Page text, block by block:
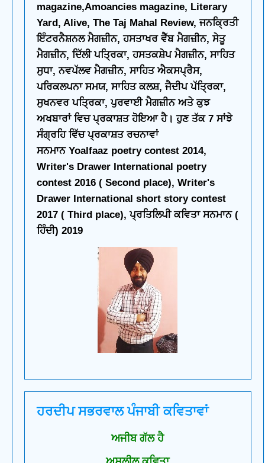
magazine,Amoancies magazine, Literary
Yard, Alive, The Taj Mahal Review, ਜਨਕ੍ਰਿਤੀ
ਇੰਟਰਨੈਸ਼ਨਲ ਮੈਗਜ਼ੀਨ, ਹਸਤਾਖਰ ਵੈੱਬ ਮੈਗਜ਼ੀਨ, ਸੇਤੂ
ਮੈਗਜ਼ੀਨ, ਦਿੱਲੀ ਪਤ੍ਰਿਕਾ, ਹਸਤਕਸ਼ੇਪ ਮੈਗਜ਼ੀਨ, ਸਾਹਿਤ
ਸੁਧਾ, ਨਵਪੱਲ‌ਵ ਮੈਗਜ਼ੀਨ, ਸਾਹਿਤ ਐਕਸਪ੍ਰੈਸ,
ਪਰਿਕਲਪਨਾ ਸਮਯ, ਸਾਹਿਤ ਕਲਸ਼, ਜੈਦੀਪ ਪੱਤ੍ਰਿਕਾ,
ਸੁਖਨਵਰ ਪਤ੍ਰਿਕਾ, ਪੁਰਵਾਈ ਮੈਗਜ਼ੀਨ ਅਤੇ ਕੁਝ
ਅਖਬਾਰਾਂ ਵਿਚ ਪ੍ਰਕਾਸ਼ਤ ਹੋਇਆ ਹੈ। ਹੁਣ ਤੱਕ 7 ਸਾਂਝੇ
ਸੰਗ੍ਰਹਿ ਵਿੱਚ ਪ੍ਰਕਾਸ਼ਤ ਰਚਨਾਵਾਂ
ਸਨਮਾਨ Yoalfaaz poetry contest 2014,
Writer's Drawer International poetry
contest 2016 ( Second place), Writer's
Drawer International short story contest
2017 ( Third place), ਪ੍ਰਤਿਲਿਪੀ ਕਵਿਤਾ ਸਨਮਾਨ (
ਹਿੰਦੀ) 2019
ਹਰਦੀਪ ਸਭਰਵਾਲ ਪੰਜਾਬੀ ਕਵਿਤਾਵਾਂ
ਅਜੀਬ ਗੱਲ ਹੈ